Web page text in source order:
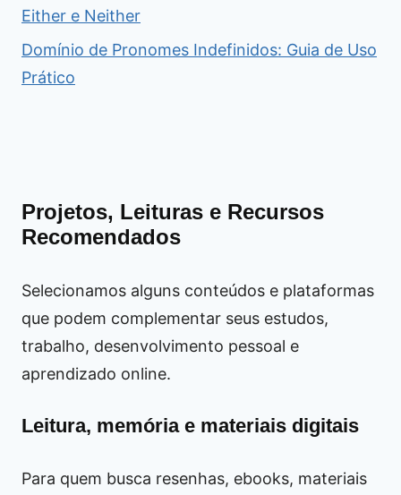
Either e Neither
Domínio de Pronomes Indefinidos: Guia de Uso
Prático
Projetos, Leituras e Recursos
Recomendados
Selecionamos alguns conteúdos e plataformas
que podem complementar seus estudos,
trabalho, desenvolvimento pessoal e
aprendizado online.
Leitura, memória e materiais digitais
Para quem busca resenhas, ebooks, materiais